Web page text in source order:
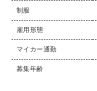
制服
雇用形態
マイカー通勤
募集年齢